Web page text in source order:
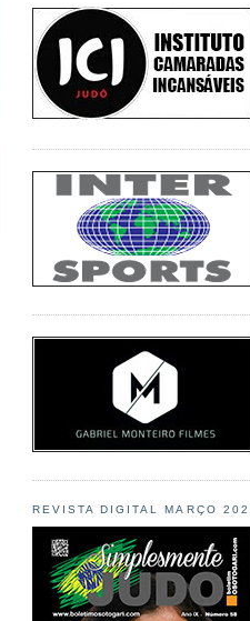
REVISTA DIGITAL MARÇO